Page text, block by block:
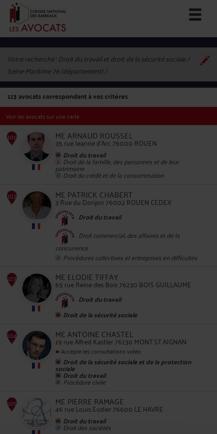
Votre recherche :Droit du travail et droit de la sécurité sociale /
Seine-Maritime 76 (département)
113avocats correspondant à vos critères
Voir les avocats sur une carte
ME ARNAUD ROUSSEL
35 rue Jeanne d'Arc 76000 ROUEN
Droit du travail
Droit de la famille, des personnes et de leur
patrimoine
Droit du crédit et de la consommation
ME PATRICK CHABERT
3 Rue du Donjon 76002 ROUEN CEDEX
Droit du travail
Droit commercial, des affaires et de la
concurrence
Procédures collectives et entreprises en difficultés
103
ME ELODIE TIFFAY
65 rue Reine des Bois 76230 BOIS GUILLAUME
Droit du travail
Droit de la sécurité sociale
ME ANTOINE CHASTEL
19 rue Alfred Kastler 76130 MONT ST AIGNAN
Accepte les consultations vidéo
Droit de la sécurité sociale et de la protection
sociale
Droit du travail
Procédure civile
ME PIERRE RAMAGE
46 rue Louis Eudier 76600 LE HAVRE
Droit du travail
Droit des sociétés